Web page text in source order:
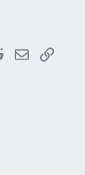
Alfhausen, Germany
RedditEmailLink